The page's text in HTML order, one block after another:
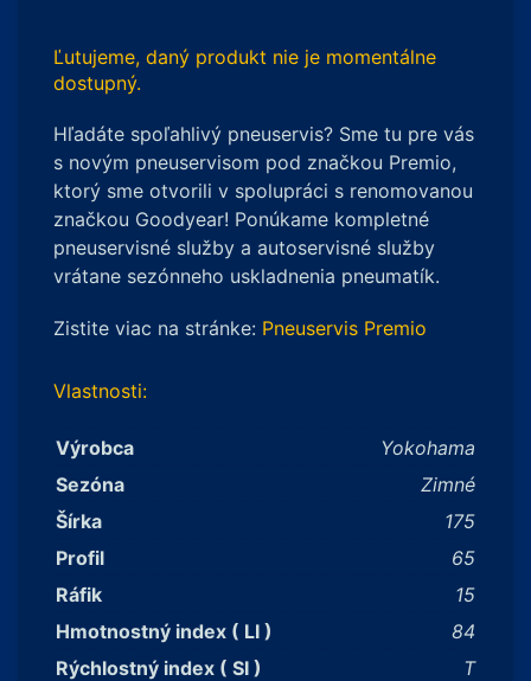
Ľutujeme, daný produkt nie je momentálne
dostupný.
Hľadáte spoľahlivý pneuservis? Sme tu pre vás
s novým pneuservisom pod značkou Premio,
ktorý sme otvorili v spolupráci s renomovanou
značkou Goodyear! Ponúkame kompletné
pneuservisné služby a autoservisné služby
vrátane sezónneho uskladnenia pneumatík.
Zistite viac na stránke: Pneuservis Premio
Vlastnosti:
Výrobca
Yokohama
Sezóna
Zimné
Šírka
175
Profil
65
Ráfik
15
Hmotnostný index ( LI )
84
Rýchlostný index ( SI )
T